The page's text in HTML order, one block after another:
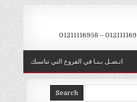
اتـصـل بـنـا في الفروع التي تناسبك